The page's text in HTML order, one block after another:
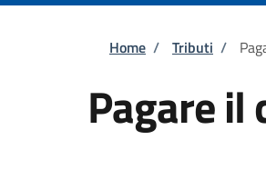
Briciole
Home / Tributi /
Pagare il